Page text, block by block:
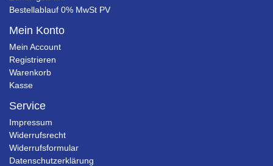
Bestellablauf 0% MwSt PV
Mein Konto
Mein Account
Registrieren
Warenkorb
Kasse
Service
Impressum
Widerrufsrecht
Widerrufsformular
Datenschutzerklärung